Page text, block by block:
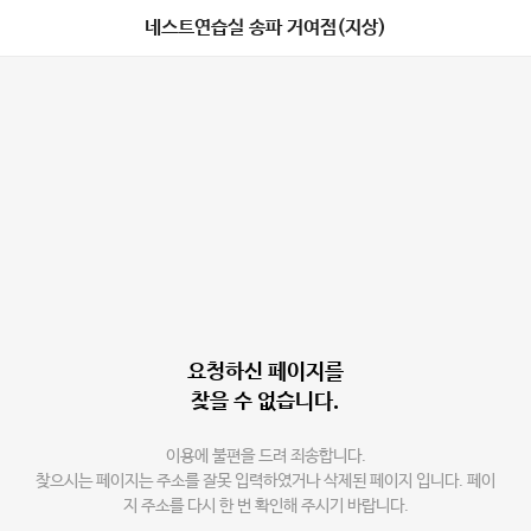
네스트연습실 송파 거여점(지상)
요청하신 페이지를
찾을 수 없습니다.
이용에 불편을 드려 죄송합니다.
찾으시는 페이지는 주소를 잘못 입력하였거나 삭제된 페이지 입니다. 페이
지 주소를 다시 한 번 확인해 주시기 바랍니다.